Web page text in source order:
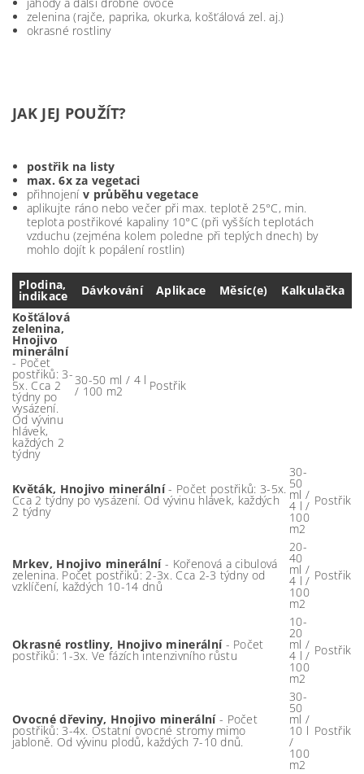
zelenina (rajče, paprika, okurka, košťálová zel. aj.)
okrasné rostliny
JAK JEJ POUŽÍT?
postřik na listy
max. 6x za vegetaci
přihnojenív průběhu vegetace
aplikujte ráno nebo večer při max. teplotě 25°C, min.
teplota postřikové kapaliny 10°C (při vyšších teplotách
vzduchu (zejména kolem poledne při teplých dnech) by
mohlo dojít k popálení rostlin)
Plodina,
indikace Dávkování Aplikace Měsíc(e)
Kalkulačka
Košťálová
zelenina,
Hnojivo
minerální
- Počet
postřiků: 3-
5x. Cca 2
týdny po
vysázení.
Od vývinu
hlávek,
každých 2
týdny
30-50 ml / 4 l
/ 100 m2 Postřik
Květák, Hnojivo minerální- Počet postřiků: 3-5x.
Cca 2 týdny po vysázení. Od vývinu hlávek, každých
2 týdny
30-
50
ml /
4 l /
100
m2
Postřik
Mrkev, Hnojivo minerální- Kořenová a cibulová
zelenina. Počet postřiků: 2-3x. Cca 2-3 týdny od
vzklíčení, každých 10-14 dnů
20-
40
ml /
4 l /
100
m2
Postřik
Okrasné rostliny, Hnojivo minerální- Počet
postřiků: 1-3x. Ve fázích intenzivního růstu
10-
20
ml /
4 l /
100
m2
Postřik
Ovocné dřeviny, Hnojivo minerální- Počet
postřiků: 3-4x. Ostatní ovocné stromy mimo
jabloně. Od vývinu plodů, každých 7-10 dnů.
30-
50
ml /
10 l
/
100
m2
Postřik